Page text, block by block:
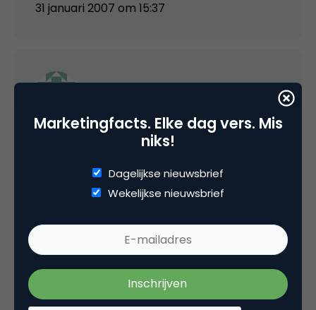
31 januari 2007 om 15:37
Ip technologie, aanmelding via de website.
minder publiek voortzetten?
Sjoerd
Marketingfacts. Elke dag vers. Mis
niks!
Dagelijkse nieuwsbrief
Wekelijkse nieuwsbrief